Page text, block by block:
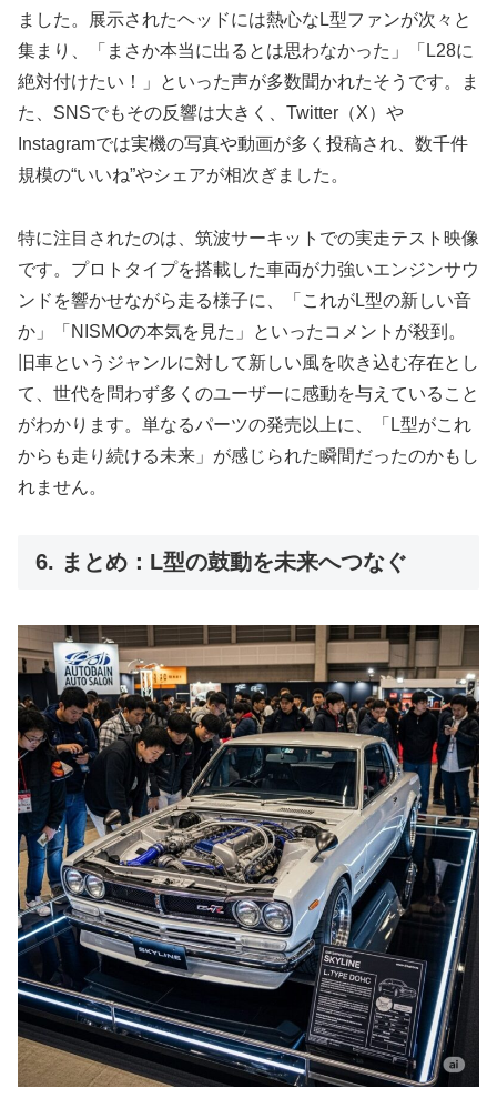
ました。展示されたヘッドには熱心なL型ファンが次々と
集まり、「まさか本当に出るとは思わなかった」「L28に
絶対付けたい！」といった声が多数聞かれたそうです。ま
た、SNSでもその反響は大きく、Twitter（X）や
Instagramでは実機の写真や動画が多く投稿され、数千件
規模の“いいね”やシェアが相次ぎました。
特に注目されたのは、筑波サーキットでの実走テスト映像
です。プロトタイプを搭載した車両が力強いエンジンサウ
ンドを響かせながら走る様子に、「これがL型の新しい音
か」「NISMOの本気を見た」といったコメントが殺到。
旧車というジャンルに対して新しい風を吹き込む存在とし
て、世代を問わず多くのユーザーに感動を与えていること
がわかります。単なるパーツの発売以上に、「L型がこれ
からも走り続ける未来」が感じられた瞬間だったのかもし
れません。
6. まとめ：L型の鼓動を未来へつなぐ